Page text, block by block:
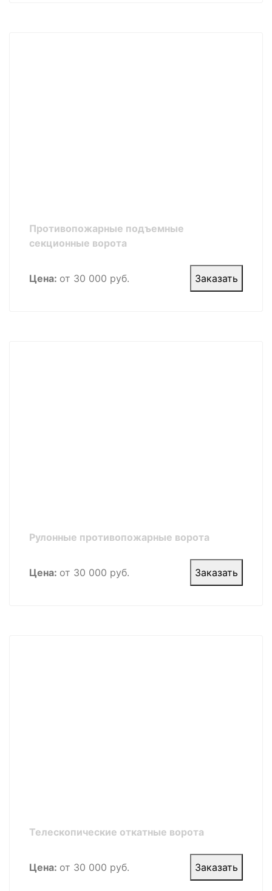
Противопожарные подъемные
секционные ворота
Цена: от 30 000 руб. Заказать
Рулонные противопожарные ворота
Цена: от 30 000 руб. Заказать
Телескопические откатные ворота
Цена: от 30 000 руб. Заказать